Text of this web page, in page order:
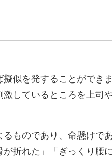
似を発することができ
しているところを上司
ものであり、命懸けで
折れた」「ぎっくり腰